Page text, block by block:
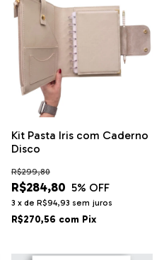
Kit Pasta Iris com Caderno
Disco
R$284,80
R$299,80
5% OFF
3 x de R$94,93 sem juros
R$270,56 com Pix